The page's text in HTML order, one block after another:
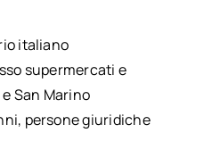
italiano
supermercati e
San Marino
persone giuridiche